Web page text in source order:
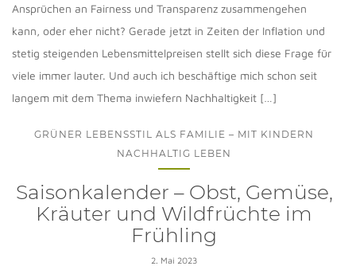
Ansprüchen an Fairness und Transparenz zusammengehen
kann, oder eher nicht? Gerade jetzt in Zeiten der Inflation und
stetig steigenden Lebensmittelpreisen stellt sich diese Frage für
viele immer lauter. Und auch ich beschäftige mich schon seit
langem mit dem Thema inwiefern Nachhaltigkeit […]
GRÜNER LEBENSSTIL ALS FAMILIE – MIT KINDERN
NACHHALTIG LEBEN
Saisonkalender – Obst, Gemüse,
Kräuter und Wildfrüchte im
Frühling
2. Mai 2023